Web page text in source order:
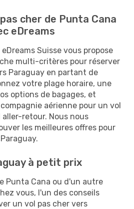
cher de Punta Cana
eDreams
Suisse vous propose
multi-critères pour réserver
Paraguay en partant de
votre plage horaire, une
options de bagages, et
aérienne pour un vol
retour. Nous nous
les meilleures offres pour
à petit prix
Punta Cana ou d'un autre
vous, l'un des conseils
un vol pas cher vers